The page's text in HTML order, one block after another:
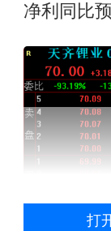
净利同比
打